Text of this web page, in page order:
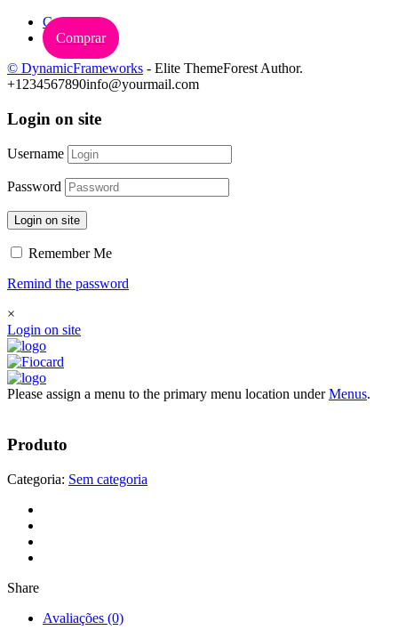
Carrinho
Comprar
© DynamicFrameworks - Elite ThemeForest Author.
+1234567890info@yourmail.com
Login on site
Username
Password
Login on site
Remember Me
Remind the password
×
Login on site
Please assign a menu to the primary menu location underMenus.
Produto
Categoria: Sem categoria
Share
Avaliações (0)